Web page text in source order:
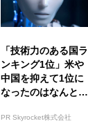
「技術力のある国ラ
ンキング1位」米や
中国を抑えて1位に
なったのはなんと…
PR Skyrocket株式会社